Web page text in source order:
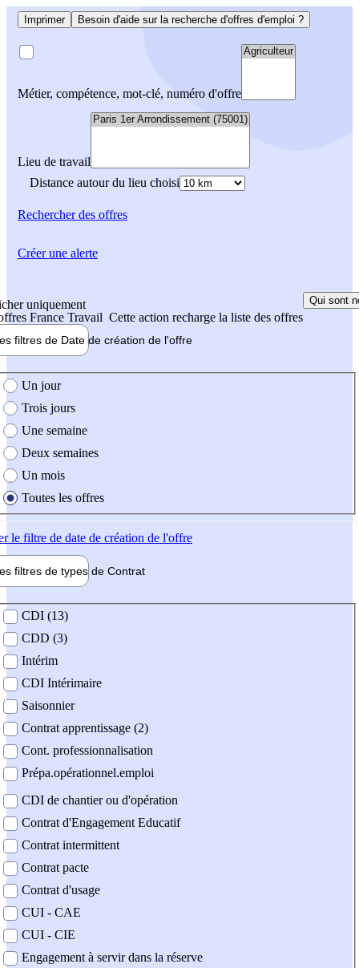
Imprimer Besoin d'aide sur la recherche d'offres d'emploi ?
Métier, compétence, mot-clé, numéro d'offre
Lieu de travail
Distance autour du lieu choisi
Rechercherdes offres
uniquement
France Travail Cette action recharge la liste des offres
Qui sont
filtres de Date de création de l'offre
création de l'offre
Un jour
Trois jours
Une semaine
Deux semaines
Un mois
Toutes les offres
le filtre de date de création de l'offre
filtres de types de Contrat
contrat
CDI (13)
CDD (3)
Intérim
CDI Intérimaire
Saisonnier
Contrat apprentissage (2)
Cont. professionnalisation
Prépa.opérationnel.emploi
CDI de chantier ou d'opération
Contrat d'Engagement Educatif
Contrat intermittent
Contrat pacte
Contrat d'usage
CUI - CAE
CUI - CIE
Engagement à servir dans la réserve
Créer une alerte